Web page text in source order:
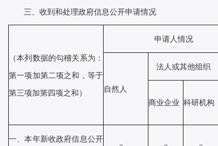
三、收到和处理政府信息公开申请情况
（本列数据的勾稽关系为：
第一项加第二项之和，等于
第三项加第四项之和）
申请人情况
自然人
法人或其他组织
商业企业 科研机构
一、本年新收政府信息公开